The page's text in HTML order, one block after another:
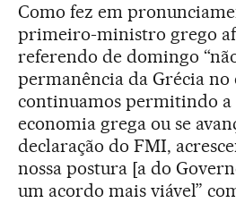
Como fez em
primeiro-ministro grego
referendo de domingo
permanência da Grécia no
continuamos permitindo
economia grega ou se
declaração do FMI,
nossa postura [a do
um acordo mais viável”